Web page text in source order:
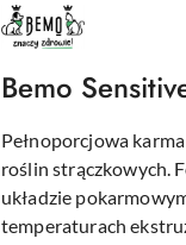
NAZWA
PRODUCENTA:
BEMO
Bemo
Pełnoporcjowa
roślin strączkowych.
układzie
temperaturach